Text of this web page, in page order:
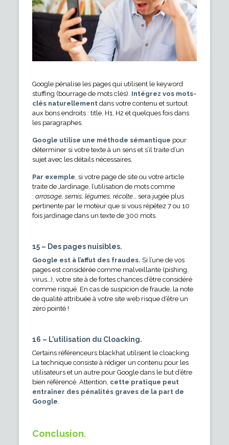
Google pénalise les pages qui utilisent le keyword
stuffing (bourrage de mots clés). Intégrez vos mots-
clés naturellementdans votre contenu et surtout
aux bons endroits : title, H1, H2 et quelques fois dans
les paragraphes.
Google utilise une méthode sémantique pour
déterminer si votre texte à un sens et s’il traite d’un
sujet avec les détails nécessaires.
Par exemple, si votre page de site ou votre article
traite de Jardinage, l’utilisation de mots comme
: arrosage, semis, légumes, récolte… sera jugée plus
pertinente par le moteur que si vous répétez 7 ou 10
fois jardinage dans un texte de 300 mots.
15 – Des pages nuisibles.
Google est à l’affut des fraudes. Si l’une de vos
pages est considérée comme malveillante (pishing,
virus…), votre site à de fortes chances d’être considéré
comme risqué. En cas de suspicion de fraude, la note
de qualité attribuée à votre site web risque d’être un
zéro pointé !
16 – L’utilisation du Cloacking.
Certains référenceurs blackhat utilisent le cloacking.
La technique consiste à rédiger un contenu pour les
utilisateurs et un autre pour Google dans le but d’être
bien référencé. Attention, cette pratique peut
entraîner des pénalités graves de la part de
Google.
Conclusion.